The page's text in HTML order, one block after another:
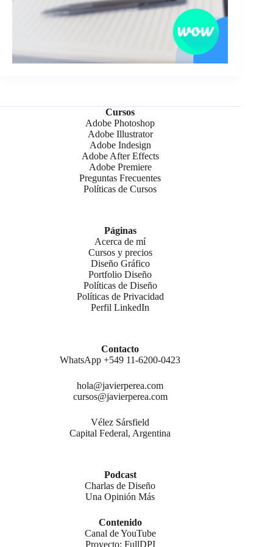
Cursos
Adobe Photoshop
Adobe Illustrator
Adobe Indesign
Adobe After Effects
Adobe Premiere
Preguntas Frecuentes
Políticas de Cursos
Páginas
Acerca de mí
Cursos y precios
Diseño Gráfico
Portfolio Diseño
Políticas de Diseño
Políticas de Privacidad
Perfil LinkedIn
Contacto
WhatsApp +549 11-6200-0423
hola@javierperea.com
cursos@javierperea.com
Vélez Sársfield
Capital Federal, Argentina
Podcast
Charlas de Diseño
Una Opinión Más
Contenido
Canal de YouTube
Proyecto: FullDPI